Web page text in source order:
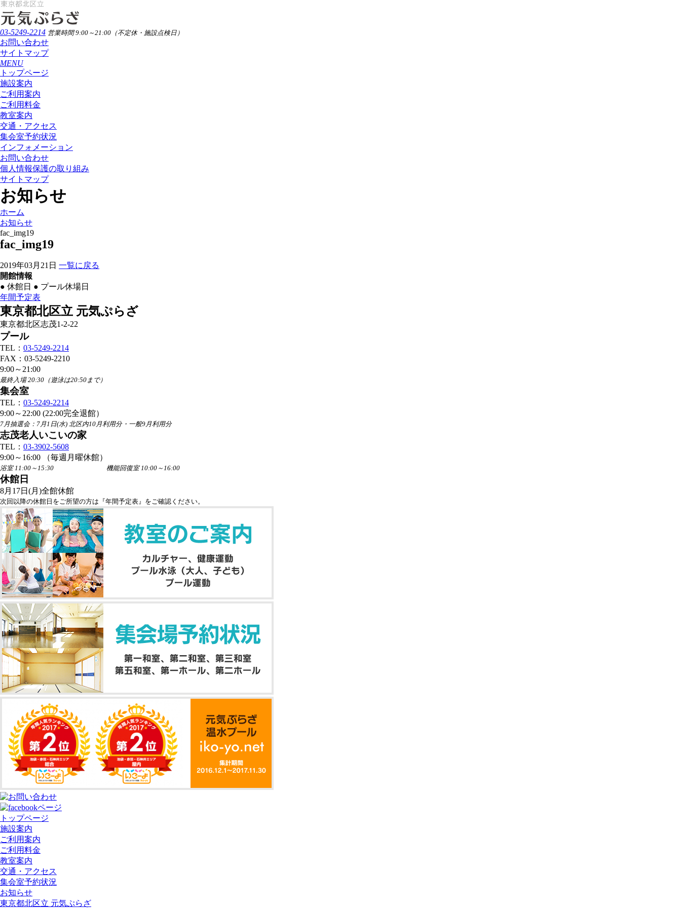
03-5249-2214 営業時間 9:00～21:00（不定休・施設点検日）
お問い合わせ
サイトマップ
MENU
トップページ
施設案内
ご利用案内
ご利用料金
教室案内
交通・アクセス
集会室予約状況
インフォメーション
お問い合わせ
個人情報保護の取り組み
サイトマップ
お知らせ
ホーム
お知らせ
fac_img19
fac_img19
2019年03月21日 一覧に戻る
開館情報
● 休館日 ● プール休場日
年間予定表
東京都北区立 元気ぷらざ
東京都北区志茂1-2-22
プール
TEL： 03-5249-2214
FAX：03-5249-2210
9:00～21:00
最終入場 20:30（遊泳は20:50まで）
集会室
TEL： 03-5249-2214
9:00～22:00 (22:00完全退館）
7月抽選会：7月1日(水) 北区内10月利用分・一般9月利用分
志茂老人いこいの家
TEL： 03-3902-5608
9:00～16:00 （毎週月曜休館）
浴室 11:00～15:30 機能回復室 10:00～16:00
休館日
8月17日(月)全館休館
次回以降の休館日をご所望の方は『年間予定表』をご確認ください。
トップページ
施設案内
ご利用案内
ご利用料金
教室案内
交通・アクセス
集会室予約状況
お知らせ
東京都北区立 元気ぷらざ